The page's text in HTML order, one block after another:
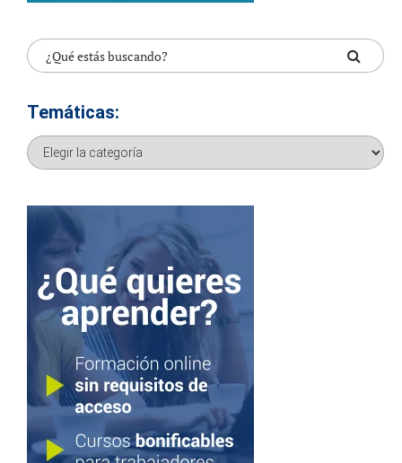
Temáticas:
Temáticas: